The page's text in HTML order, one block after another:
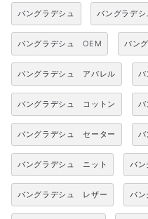
バングラデシュ バングラデシ
バングラデシュ OEM バン
バングラデシュ アパレル
バングラデシュ コットン
バングラデシュ セーター
バングラデシュ ニット バ
バングラデシュ レザー バ